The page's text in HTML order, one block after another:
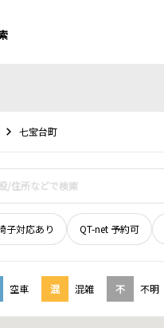
七宝台町
子対応あり QT-net 予約可
空車 混 混雑 不 不明